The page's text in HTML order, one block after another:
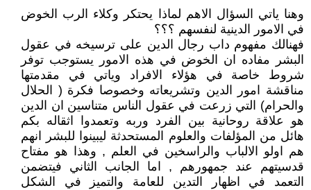
وهنا ياتي السؤال الاهم لماذا يحتكر وكلاء الرب الخوض
في الامور الدينية لنفسهم ؟؟؟
فهنالك مفهوم داب رجال الدين على ترسيخه في عقول
البشر مفاده ان الخوض في هذه الامور يستوجب توفر
شروط خاصة في هؤلاء الافراد وياتي في مقدمتها
مناقشة امور الدين وتشريعاته وخصوصا فكرة ( الحلال
والحرام) التي زرعت في عقول الناس متناسين ان الدين
هو علاقة روحانية بين الفرد وربه وتعمدوا اثقاله بكم
هائل من المؤلفات والعلوم المستحدثة ليبينوا للبشر انهم
هم اولو الالباب والراسخين في العلم , وهذا هو مفتاح
قدسيتهم عند جمهورهم , اما الجانب الثاني فيتضمن
التعمد في اظهار التدين للعامة والتميز في الشكل